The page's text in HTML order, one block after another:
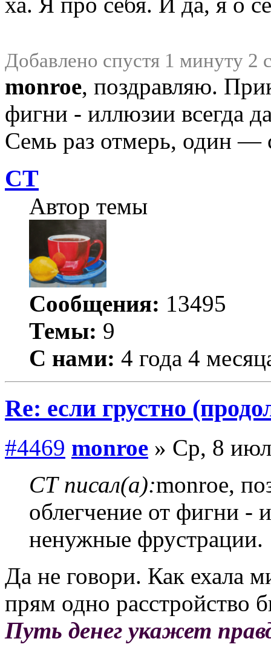
Добавлено спустя 1 минуту 2
monroe, поздравляю.
фигни - иллюзии всегда
Семь раз отмерь, один —
СТ
Автор темы
Сообщения: 13495
Темы: 9
С нами: 4 года 4
Re: если грустно
#4469 monroe » Ср, 8
СТ писал(а):monroe,
облегчение от фигни -
ненужные фрустрации.
Да не говори. Как ехала
прям одно расстройство
Путь денег укажет